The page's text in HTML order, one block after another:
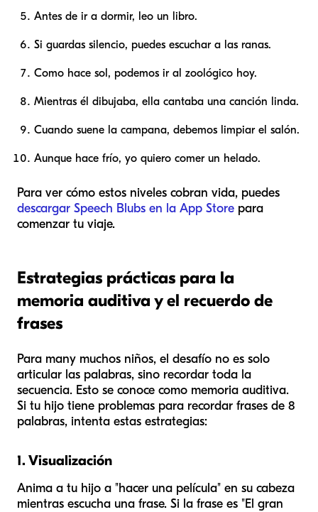
Antes de ir a dormir, leo un libro.
Si guardas silencio, puedes escuchar a las ranas.
Como hace sol, podemos ir al zoológico hoy.
Mientras él dibujaba, ella cantaba una canción linda.
Cuando suene la campana, debemos limpiar el salón.
Aunque hace frío, yo quiero comer un helado.
Para ver cómo estos niveles cobran vida, puedes
descargar Speech Blubs en la App Store para
comenzar tu viaje.
Estrategias prácticas para la
memoria auditiva y el recuerdo de
frases
Para many muchos niños, el desafío no es solo
articular las palabras, sino recordar toda la
secuencia. Esto se conoce como memoria auditiva.
Si tu hijo tiene problemas para recordar frases de 8
palabras, intenta estas estrategias:
1. Visualización
Anima a tu hijo a "hacer una película" en su cabeza
mientras escucha una frase. Si la frase es "El gran